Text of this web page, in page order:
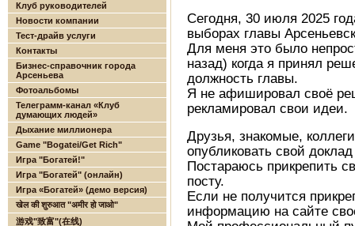
Клуб руководителей
Новости компании
Тест-драйв услуги
Контакты
Бизнес-справочник города
Арсеньева
Фотоальбомы
Телеграмм-канал «Клуб
думающих людей»
Дыхание миллионера
Game "Bogatei/Get Rich"
Игра "Богатей!"
Игра "Богатей" (онлайн)
Игра «Богатей» (демо версия)
खेल की शुरुआत "अमीर हो जाओ"
游戏"致富"(在线)
Сегодня, 30 июля 2025
выборах главы
Для меня это было
назад) когда я принял
должность главы.
Я не афишировал своё
рекламировал свои идеи.
Друзья, знакомые,
опубликовать свой
Постараюсь прикрепить
посту.
Если не получится
информацию на сайте